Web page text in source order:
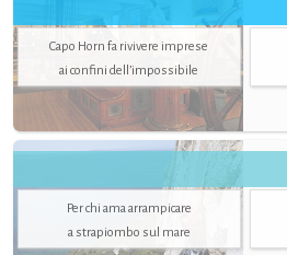
Capo Horn fa rivivere imprese
ai confini dell’impossibile
Per chi ama arrampicare
a strapiombo sul mare